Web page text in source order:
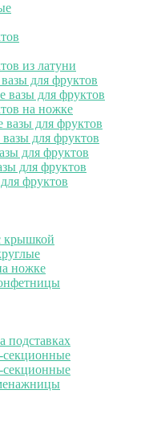
из латуни
для фруктов
вазы для фруктов
на ножке
для фруктов
для фруктов
для фруктов
для фруктов
фруктов
крышкой
ножке